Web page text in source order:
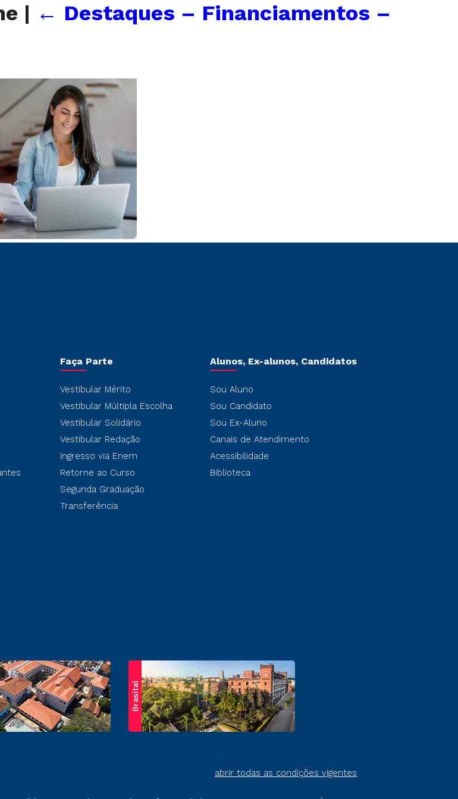
| ← Destaques – Financiamentos –
Faça Parte
Vestibular Mérito
Vestibular Múltipla Escolha
Vestibular Solidário
Vestibular Redação
Ingresso via Enem
Retorne ao Curso
Segunda Graduação
Transferência
Alunos, Ex-alunos, Candidatos
Sou Aluno
Sou Candidato
Sou Ex-Aluno
Canais de Atendimento
Acessibilidade
Biblioteca
Brasital
abrir todas as condições vigentes